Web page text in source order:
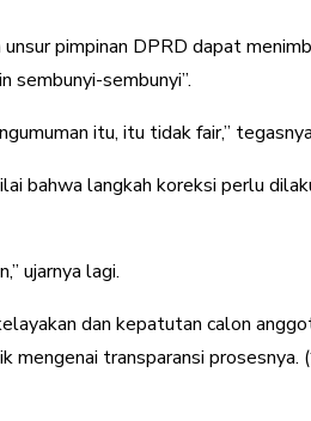
pimpinan DPRD dapat
sembunyi-sembunyi”.
itu, itu tidak fair,”
bahwa langkah koreksi perlu
ujarnya lagi.
dan kepatutan calon
transparansi prosesnya.